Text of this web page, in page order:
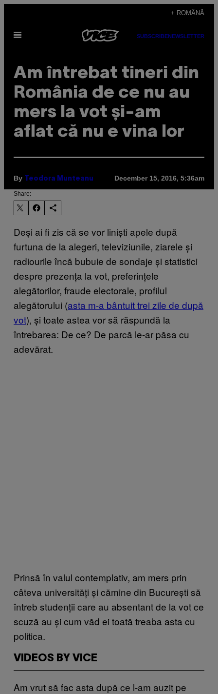
content
+ ROMÂNĂ
Open
SUBSCRIBENEWSLETTER
Am întrebat tineri din
România de ce nu au
mers la vot și-am
aflat că nu e vina lor
By Teodora Munteanu December 15, 2016, 5:36am
Share:
Deși ai fi zis că se vor liniști apele după
furtuna de la alegeri, televiziunile, ziarele și
radiourile încă bubuie de sondaje și statistici
despre prezența la vot, preferințele
alegătorilor, fraude electorale, profilul
alegătorului (asta m-a bântuit trei zile de după
vot), și toate astea vor să răspundă la
întrebarea: De ce? De parcă le-ar păsa cu
adevărat.
Prinsă în valul contemplativ, am mers prin
câteva universități și cămine din București să
întreb studenții care au absentant de la vot ce
scuză au și cum văd ei toată treaba asta cu
politica.
VIDEOS BY VICE
Am vrut să fac asta după ce l-am auzit pe